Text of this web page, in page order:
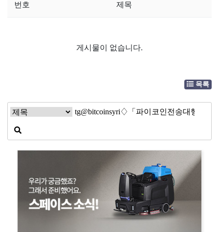
번호 제목
게시물이 없습니다.
목록